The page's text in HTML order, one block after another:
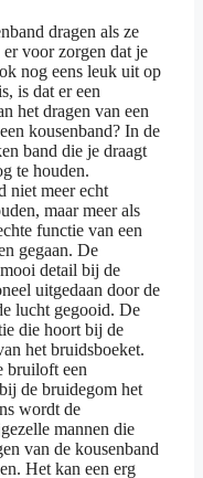
dragen als ze
voor zorgen dat je
nog eens leuk uit op
is dat er een
het dragen van een
kousenband? In de
band die je draagt
te houden.
niet meer echt
maar meer als
functie van een
gegaan. De
detail bij de
uitgedaan door de
lucht gegooid. De
die hoort bij de
het bruidsboeket.
bruiloft een
de bruidegom het
wordt de
mannen die
van de kousenband
Het kan een erg